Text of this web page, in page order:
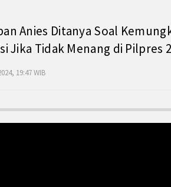
Anies Ditanya Soal
Jika Tidak Menang di Pilpres
19:47 WIB